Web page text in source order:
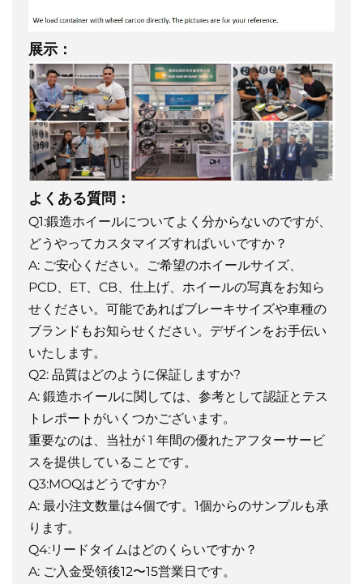
展示：
よくある質問：
Q1:鍛造ホイールについてよく分からないのですが、
どうやってカスタマイズすればいいですか？
A: ご安心ください。ご希望のホイールサイズ、
PCD、ET、CB、仕上げ、ホイールの写真をお知ら
せください。可能であればブレーキサイズや車種の
ブランドもお知らせください。デザインをお手伝い
いたします。
Q2: 品質はどのように保証しますか?
A: 鍛造ホイールに関しては、参考として認証とテス
トレポートがいくつかございます。
重要なのは、当社が 1 年間の優れたアフターサービ
スを提供していることです。
Q3:MOQはどうですか?
A: 最小注文数量は4個です。1個からのサンプルも承
ります。
Q4:リードタイムはどのくらいですか？
A: ご入金受領後12〜15営業日です。